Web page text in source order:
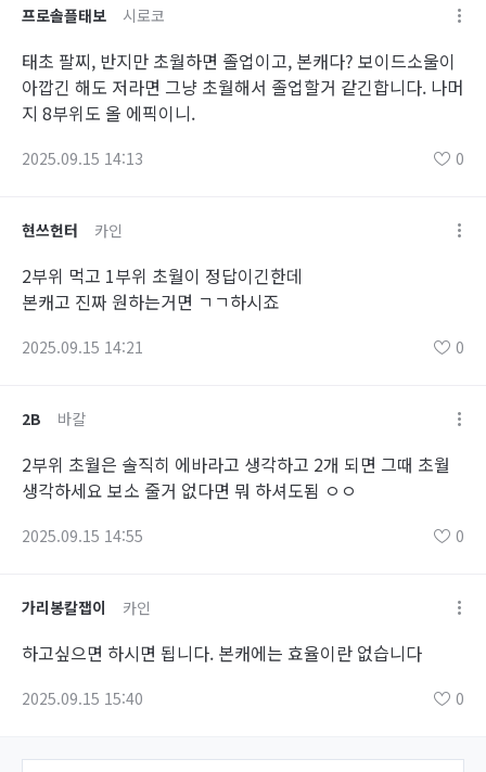
프로솔플태보 시로코
태초 팔찌, 반지만 초월하면 졸업이고, 본캐다? 보이드소울이
아깝긴 해도 저라면 그냥 초월해서 졸업할거 같긴합니다. 나머
지 8부위도 올 에픽이니.
2025.09.15 14:13 0
현쓰헌터 카인
2부위 먹고 1부위 초월이 정답이긴한데
본캐고 진짜 원하는거면 ㄱㄱ하시죠
2025.09.15 14:21 0
2B 바칼
2부위 초월은 솔직히 에바라고 생각하고 2개 되면 그때 초월
생각하세요 보소 줄거 없다면 뭐 하셔도됨 ㅇㅇ
2025.09.15 14:55 0
가리봉칼잽이 카인
하고싶으면 하시면 됩니다. 본캐에는 효율이란 없습니다
2025.09.15 15:40 0